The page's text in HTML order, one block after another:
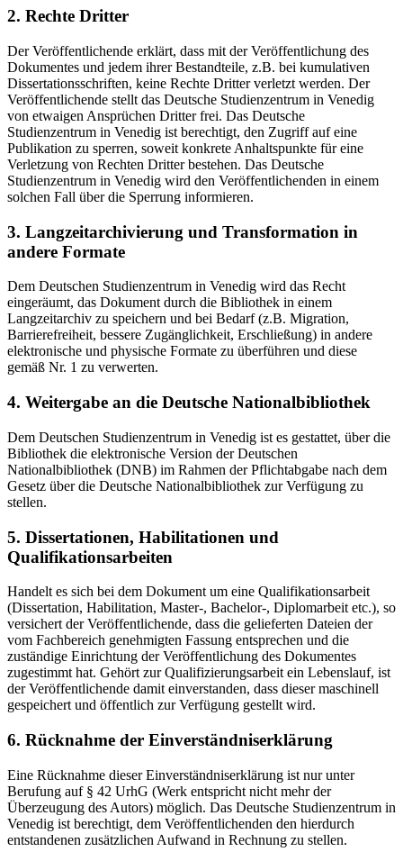
2. Rechte Dritter
Der Veröffentlichende erklärt, dass mit der Veröffentlichung des
Dokumentes und jedem ihrer Bestandteile, z.B. bei kumulativen
Dissertationsschriften, keine Rechte Dritter verletzt werden. Der
Veröffentlichende stellt das Deutsche Studienzentrum in Venedig
von etwaigen Ansprüchen Dritter frei. Das Deutsche
Studienzentrum in Venedig ist berechtigt, den Zugriff auf eine
Publikation zu sperren, soweit konkrete Anhaltspunkte für eine
Verletzung von Rechten Dritter bestehen. Das Deutsche
Studienzentrum in Venedig wird den Veröffentlichenden in einem
solchen Fall über die Sperrung informieren.
3. Langzeitarchivierung und Transformation in
andere Formate
Dem Deutschen Studienzentrum in Venedig wird das Recht
eingeräumt, das Dokument durch die Bibliothek in einem
Langzeitarchiv zu speichern und bei Bedarf (z.B. Migration,
Barrierefreiheit, bessere Zugänglichkeit, Erschließung) in andere
elektronische und physische Formate zu überführen und diese
gemäß Nr. 1 zu verwerten.
4. Weitergabe an die Deutsche Nationalbibliothek
Dem Deutschen Studienzentrum in Venedig ist es gestattet, über die
Bibliothek die elektronische Version der Deutschen
Nationalbibliothek (DNB) im Rahmen der Pflichtabgabe nach dem
Gesetz über die Deutsche Nationalbibliothek zur Verfügung zu
stellen.
5. Dissertationen, Habilitationen und
Qualifikationsarbeiten
Handelt es sich bei dem Dokument um eine Qualifikationsarbeit
(Dissertation, Habilitation, Master-, Bachelor-, Diplomarbeit etc.), so
versichert der Veröffentlichende, dass die gelieferten Dateien der
vom Fachbereich genehmigten Fassung entsprechen und die
zuständige Einrichtung der Veröffentlichung des Dokumentes
zugestimmt hat. Gehört zur Qualifizierungsarbeit ein Lebenslauf, ist
der Veröffentlichende damit einverstanden, dass dieser maschinell
gespeichert und öffentlich zur Verfügung gestellt wird.
6. Rücknahme der Einverständniserklärung
Eine Rücknahme dieser Einverständniserklärung ist nur unter
Berufung auf § 42 UrhG (Werk entspricht nicht mehr der
Überzeugung des Autors) möglich. Das Deutsche Studienzentrum in
Venedig ist berechtigt, dem Veröffentlichenden den hierdurch
entstandenen zusätzlichen Aufwand in Rechnung zu stellen.